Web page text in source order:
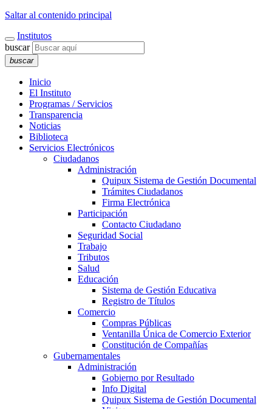
Saltar al contenido principal
Institutos
buscar
buscar
Inicio
El Instituto
Programas / Servicios
Transparencia
Noticias
Biblioteca
Servicios Electrónicos
Ciudadanos
Administración
Quipux Sistema de Gestión Documental
Trámites Ciudadanos
Firma Electrónica
Participación
Contacto Ciudadano
Seguridad Social
Trabajo
Tributos
Salud
Educación
Sistema de Gestión Educativa
Registro de Títulos
Comercio
Compras Públicas
Ventanilla Única de Comercio Exterior
Constitución de Compañías
Gubernamentales
Administración
Gobierno por Resultado
Info Digital
Quipux Sistema de Gestión Documental